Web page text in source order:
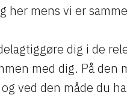
her mens vi er
dig i de
med dig. På
ved den måde du